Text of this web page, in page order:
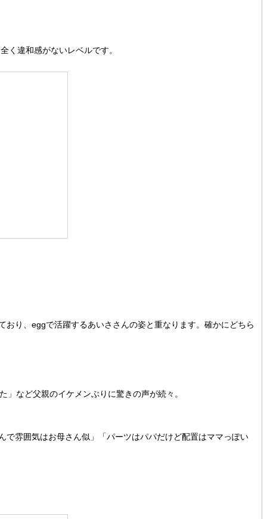
違和感がないレベルです。
り、eggで活躍するあいささんの姿と重なります。確かにどちら
など父親のイケメンぶりに驚きの声が続々。
雰囲気はお母さん似」「パーツはパパだけど配置はママっぽい